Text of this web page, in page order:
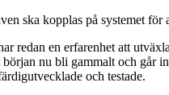
ska kopplas på systemet
redan en erfarenhet att
nu bli gammalt och
och testade.